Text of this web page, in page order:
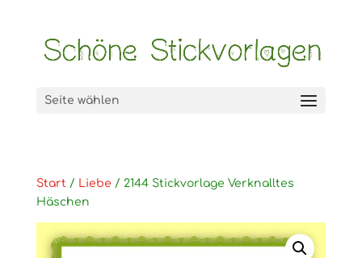
Seite wählen
Start / Liebe / 2144 Stickvorlage Verknalltes
Häschen